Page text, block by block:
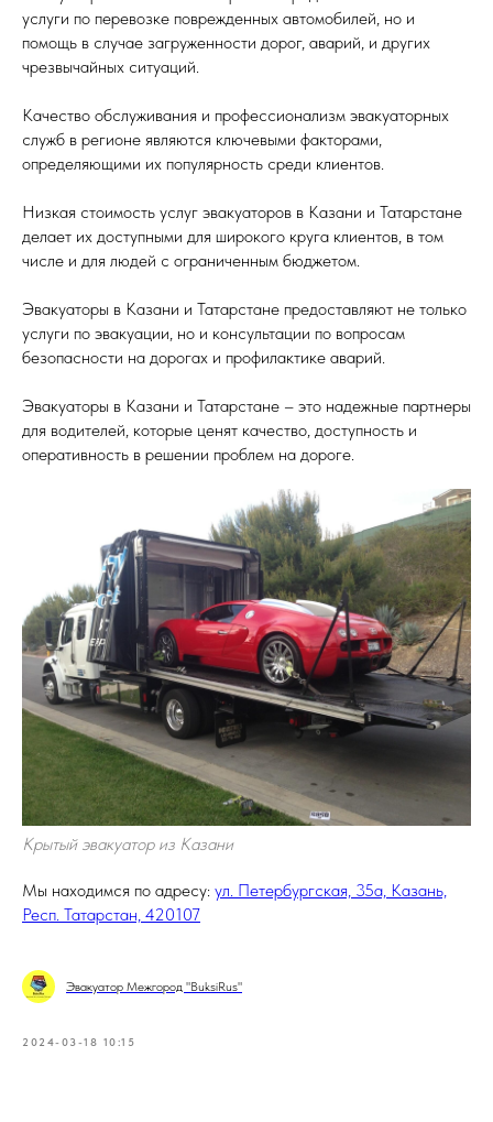
услуги по перевозке поврежденных автомобилей, но и
помощь в случае загруженности дорог, аварий, и других
чрезвычайных ситуаций.
Качество обслуживания и профессионализм эвакуаторных
служб в регионе являются ключевыми факторами,
определяющими их популярность среди клиентов.
Низкая стоимость услуг эвакуаторов в Казани и Татарстане
делает их доступными для широкого круга клиентов, в том
числе и для людей с ограниченным бюджетом.
Эвакуаторы в Казани и Татарстане предоставляют не только
услуги по эвакуации, но и консультации по вопросам
безопасности на дорогах и профилактике аварий.
Эвакуаторы в Казани и Татарстане – это надежные партнеры
для водителей, которые ценят качество, доступность и
оперативность в решении проблем на дороге.
Крытый эвакуатор из Казани
Мы находимся по адресу: ул. Петербургская, 35а, Казань,
Респ. Татарстан, 420107
Эвакуатор Межгород "BuksiRus"
2024-03-18 10:15